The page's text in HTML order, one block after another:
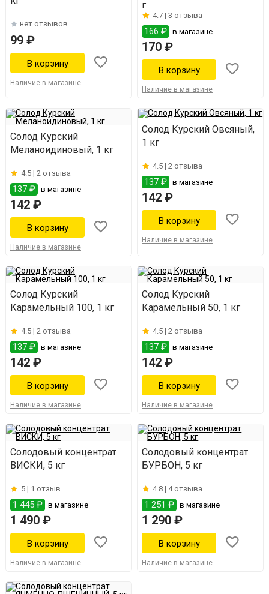
нет отзывов
99 ₽
Наличие в магазине
г
4.7 |3 отзыва
166 ₽ в магазине
170 ₽
Наличие в магазине
Солод Курский
Меланоидиновый, 1 кг
4.5 | 2 отзыва
137 ₽ в магазине
142 ₽
Наличие в магазине
Солод Курский Овсяный,
1 кг
4.5 |2 отзыва
137 ₽ в магазине
142 ₽
Наличие в магазине
Солод Курский
Карамельный 100, 1 кг
4.5 | 2 отзыва
137 ₽ в магазине
142 ₽
Наличие в магазине
Солод Курский
Карамельный 50, 1 кг
4.5 |2 отзыва
137 ₽ в магазине
142 ₽
Наличие в магазине
Солодовый концентрат
ВИСКИ, 5 кг
5 | 1 отзыв
1 445 ₽ в магазине
1 490 ₽
Наличие в магазине
Солодовый концентрат
БУРБОН, 5 кг
4.8 | 4 отзыва
1 251 ₽ в магазине
1 290 ₽
Наличие в магазине